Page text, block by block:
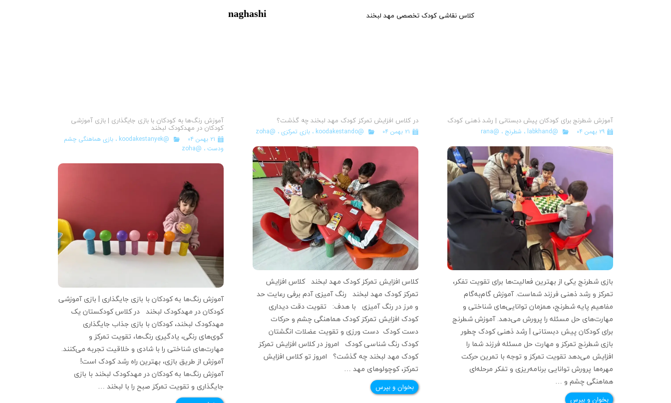
naghashi کلاس نقاشی کودک تخصصی مهد لبخند
آموزش شطرنج برای کودکان پیش دبستانی | رشد ذهنی کودک
۲۹ بهمن ۰۴ @labkhand ، شطرنج ، @rana
بازی شطرنج یکی از بهترین فعالیت‌ها برای تقویت تفکر،
تمرکز و رشد ذهنی فرزند شماست. آموزش گام‌به‌گام
مفاهیم پایه شطرنج، همزمان توانایی‌های شناختی و
مهارت‌های حل مسئله را پرورش می‌دهد. آموزش شطرنج
برای کودکان پیش دبستانی | رشد ذهنی کودک چطور
بازی شطرنج تمرکز و مهارت حل مسئله فرزند شما را
افزایش می‌دهد تقویت تمرکز و توجه با تمرین حرکت
مهره‌ها پرورش توانایی برنامه‌ریزی و تفکر مرحله‌ای
هماهنگی چشم و …
بخوان و بپرس
در کلاس افزایش تمرکز کودک مهد لبخند چه گذشت؟
۲۱ بهمن ۰۴ @koodakestando ، بازی تمرکزی، @zoha
کلاس افزایش تمرکز کودک مهد لبخند کلاس افزایش
تمرکز کودک مهد لبخند رنگ آمیزی آدم برفی رعایت حد
و مرز در رنگ آمیزی با هدف: تقویت دقت دیداری
کودک افزایش تمرکز کودک هماهنگی چشم و حرکات
دست کودک دست ورزی و تقویت عضلات انگشتان
کودک رنگ شناسی کودک امروز در کلاس افزایش تمرکز
کودک مهد لبخند چه گذشت؟ امروز تو کلاس افزایش
تمرکز، کوچولوهای مهد …
بخوان و بپرس
آموزش رنگ‌ها به کودکان با بازی جایگذاری | بازی آموزشی
کودکان در مهدکودک لبخند
۲۱ بهمن ۰۴ @koodakestanyek ، بازی هماهنگی چشم
ودست، @zoha
آموزش رنگ‌ها به کودکان با بازی جایگذاری | بازی آموزشی
کودکان در مهدکودک لبخند در کلاس کودکستان یک
مهدکودک لبخند، کودکان با بازی جذاب جایگذاری
گوی‌های رنگی، یادگیری رنگ‌ها، تقویت تمرکز و
مهارت‌های شناختی را با شادی و خلاقیت تجربه می‌کنند.
آموزش از طریق بازی، بهترین راه رشد کودک است!
آموزش رنگ‌ها به کودکان در مهدکودک لبخند با بازی
جایگذاری و تقویت تمرکز صبح را با لبخند …